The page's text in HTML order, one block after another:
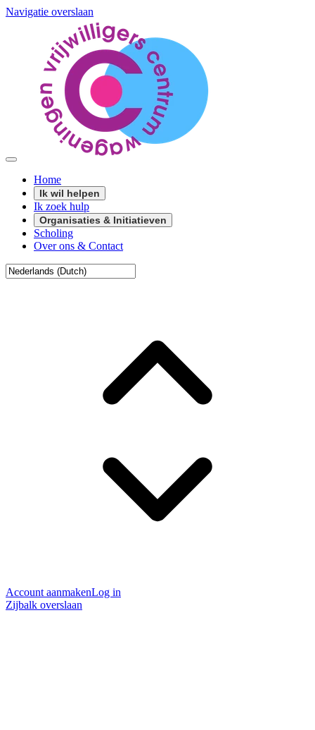
Navigatie overslaan
Home
Ik wil helpen
Ik zoek hulp
Organisaties & Initiatieven
Scholing
Over ons & Contact
Account aanmakenLog in
Zijbalk overslaan